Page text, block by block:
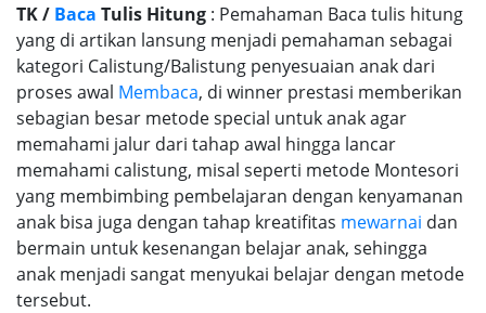
TK / Baca Tulis Hitung : Pemahaman Baca tulis hitung
yang di artikan lansung menjadi pemahaman sebagai
kategori Calistung/Balistung penyesuaian anak dari
proses awal Membaca, di winner prestasi memberikan
sebagian besar metode special untuk anak agar
memahami jalur dari tahap awal hingga lancar
memahami calistung, misal seperti metode Montesori
yang membimbing pembelajaran dengan kenyamanan
anak bisa juga dengan tahap kreatifitas mewarnai dan
bermain untuk kesenangan belajar anak, sehingga
anak menjadi sangat menyukai belajar dengan metode
tersebut.